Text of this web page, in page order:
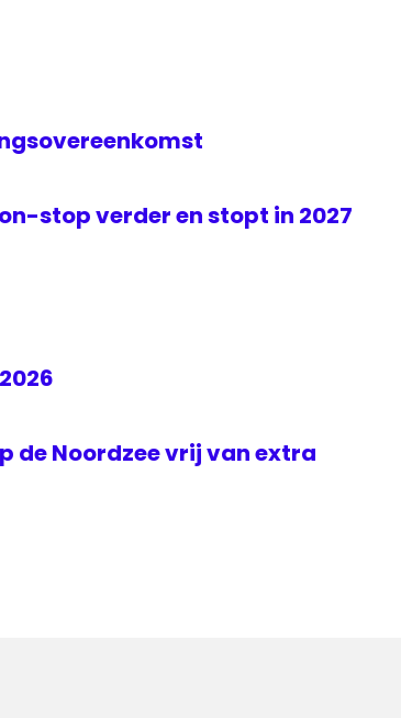
stop verder en stopt in 2027
de Noordzee vrij van extra